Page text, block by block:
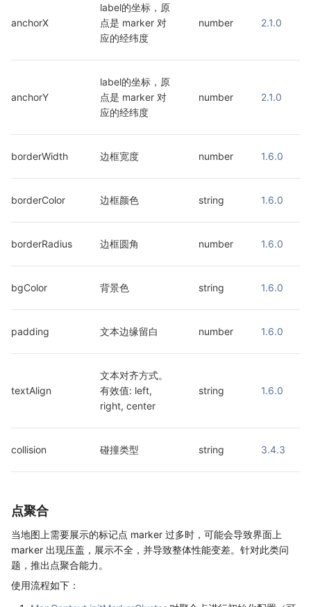
anchorX
label的坐标，原
点是 marker 对
应的经纬度
number 2.1.0
anchorY
label的坐标，原
点是 marker 对
应的经纬度
number 2.1.0
borderWidth 边框宽度 number 1.6.0
borderColor 边框颜色 string 1.6.0
borderRadius 边框圆角 number 1.6.0
bgColor 背景色 string 1.6.0
padding 文本边缘留白 number 1.6.0
textAlign
文本对齐方式。
有效值: left,
right, center
string 1.6.0
collision 碰撞类型 string 3.4.3
点聚合
当地图上需要展示的标记点 marker 过多时，可能会导致界面上
marker 出现压盖，展示不全，并导致整体性能变差。针对此类问
题，推出点聚合能力。
使用流程如下：